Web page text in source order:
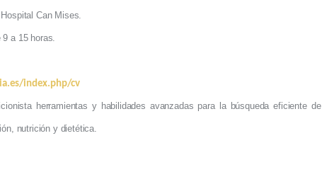
Can Mises.
a 15 horas.
index.php/cv
herramientas y habilidades avanzadas para la búsqueda eficiente de
nutrición y dietética.